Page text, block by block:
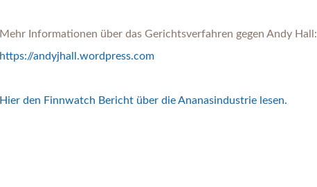
Mehr Informationen über das Gerichtsverfahren gegen Andy Hall:
https://andyjhall.wordpress.com
Hier den Finnwatch Bericht über die Ananasindustrie lesen.